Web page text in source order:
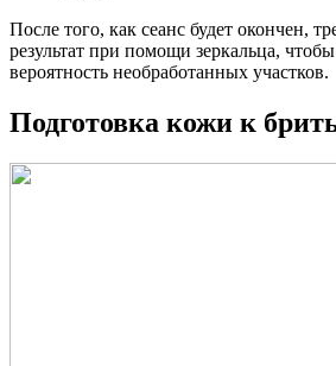
После того, как сеанс будет окончен,
результат при помощи зеркальца,
вероятность необработанных участков.
Подготовка кожи к